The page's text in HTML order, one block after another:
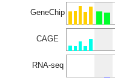
GeneChip
CAGE
RNA-seq